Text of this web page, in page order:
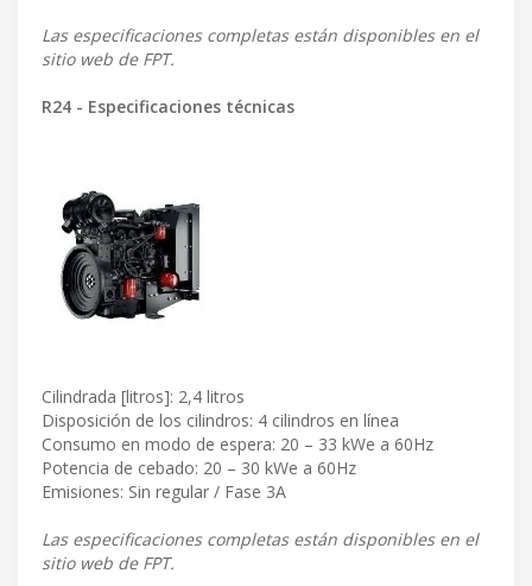
Las especificaciones completas están disponibles en el
sitio web de FPT.
R24 - Especificaciones técnicas
Cilindrada [litros]: 2,4 litros
Disposición de los cilindros: 4 cilindros en línea
Consumo en modo de espera: 20 – 33 kWe a 60Hz
Potencia de cebado: 20 – 30 kWe a 60Hz
Emisiones: Sin regular / Fase 3A
Las especificaciones completas están disponibles en el
sitio web de FPT.